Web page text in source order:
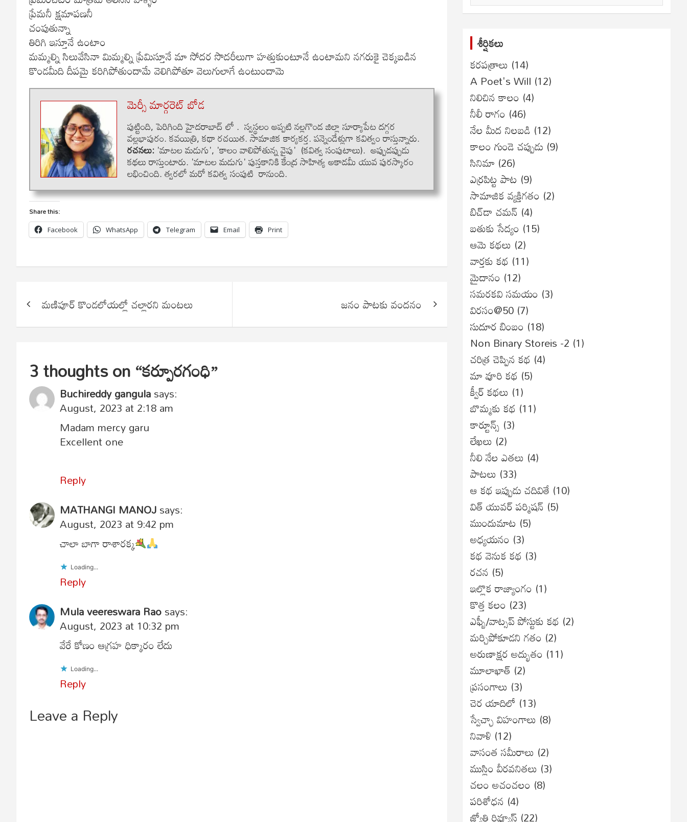
ప్రేమనీ క్షమాపణనీ
చంపుతున్నా
తిరిగి ఇస్తూనే ఉంటాం
మమ్మల్ని సిలువేసినా మిమ్మల్ని ప్రేమిస్తూనే మా సోదర సొదరీలుగా హత్తుకుంటూనే ఉంటామని నగరుకై చెక్కబడిన
కొండమీది దీపమై కరిగిపోతుందామే వెలిగిపోతూ వెలుగులాగే ఉంటుందామె
మెర్సీ మార్గరెట్ బోడ
పుట్టింది, పెరిగింది హైదరాబాద్ లో . స్వస్థలం అప్పటి నల్లగొండ జిల్లా సూర్యాపేట దగ్గర
వల్లభాపురం. కవయిత్రి, కథా రచయిత. సామాజిక కార్యకర్త. పన్నెండేళ్లుగా కవిత్వం రాస్తున్నారు.
రచనలు:'మాటల మడుగు', 'కాలం వాలిపోతున్న వైపు' (కవిత్వ సంపుటాలు). అప్పుడప్పుడు
కథలు రాస్తుంటారు. 'మాటల మడుగు' పుస్తకానికి కేంద్ర సాహిత్య అకాడమీ యువ పురస్కారం
లభించింది. త్వరలో మరో కవిత్వ సంపుటి రానుంది.
Share this:
Facebook WhatsApp Telegram Email Print
Post
navigation
మణిపూర్ కొండలోయల్లో చల్లారని మంటలు జనం పాటకు వందనం
3 thoughts on “కర్పూరగంధి”
Buchireddy gangulasays:
August, 2023 at 2:18 am
Madam mercy garu
Excellent one
Reply
MATHANGI MANOJsays:
August, 2023 at 9:42 pm
చాలా బాగా రాశారక్క
Loading...
Reply
Mula veereswara Raosays:
August, 2023 at 10:32 pm
వేరే కోణం ఆగ్రహ ధిక్కారం లేదు
Loading...
Reply
Leave a Reply
శీర్షికలు
కరపత్రాలు (14)
A Poet's Will (12)
నిలిచిన కాలం (4)
నీలీ రాగం (46)
నేల మీద నిలబడి (12)
కాలం గుండె చప్పుడు (9)
సినిమా (26)
ఎర్రపిట్ట పాట (9)
సామాజిక వ్యక్తిగతం (2)
బిచ్‌డా చమన్ (4)
బతుకు సేద్యం (15)
ఆమె కథలు (2)
వార్తకు కథ (11)
మైదానం (12)
సమరకవి సమయం (3)
విరసం@50 (7)
సుదూర బింబం (18)
Non Binary Storeis -2 (1)
చరిత్ర చెప్పిన కథ (4)
మా వూరి కథ (5)
క్వీర్ కథలు (1)
బొమ్మకు కథ (11)
కార్టూన్స్ (3)
లేఖలు (2)
నీలి నేల ఎతలు (4)
పాటలు (33)
ఆ కథ ఇప్పుడు చదివితే (10)
విత్ యువర్ పర్మిషన్ (5)
ముందుమాట (5)
అధ్యయనం (3)
కథ వెనుక కథ (3)
రచన (5)
ఇల్లొక రాజ్యాంగం (1)
కొత్త కలం (23)
ఎఫ్బీ/వాట్సప్ పోస్టుకు కథ (2)
మర్చిపోకూడని గతం (2)
అరుణాక్షర అద్భుతం (11)
మూలాఖాత్ (2)
ప్రసంగాలు (3)
చెర యాదిలో (13)
స్వేచ్ఛా విహంగాలు (8)
నివాళి (12)
వాసంత సమీరాలు (2)
ముస్లిం వీరవనితలు (3)
చలం అచంచలం (8)
ప‌రిశోధ‌న‌ (4)
జ్యోతి రివ్యూస్ (22)